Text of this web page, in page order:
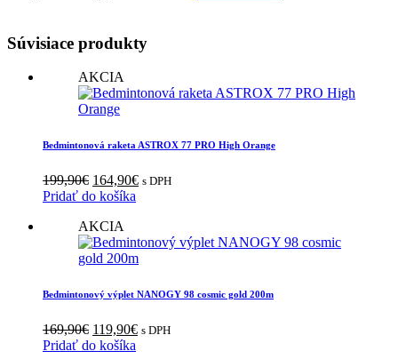
Súvisiace produkty
AKCIA
Bedmintonová raketa ASTROX 77 PRO High Orange
199,90€ Pôvodná
cena
199,90€.
164,90€Aktuálna
s DPH
Pridať do košíka
AKCIA
Bedmintonový výplet NANOGY 98 cosmic gold 200m
169,90€ Pôvodná
cena
119,90€Aktuálna
s DPH
Pridať do košíka